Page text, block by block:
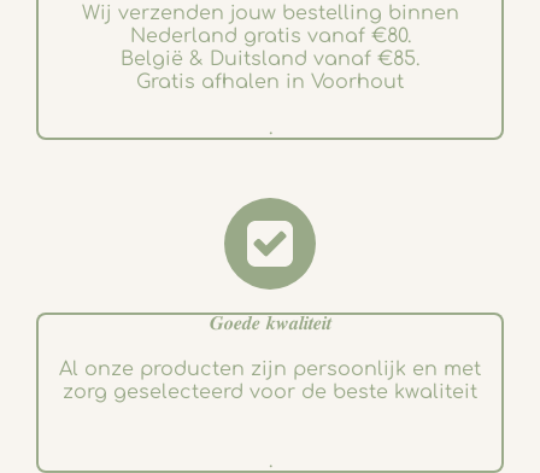
Wij verzenden jouw bestelling binnen
Nederland gratis vanaf €80.
België & Duitsland vanaf €85.
Gratis afhalen in Voorhout
.
𝑮𝒐𝒆𝒅𝒆 𝒌𝒘𝒂𝒍𝒊𝒕𝒆𝒊𝒕
Al onze producten zijn persoonlijk en met
zorg geselecteerd voor de beste kwaliteit
.